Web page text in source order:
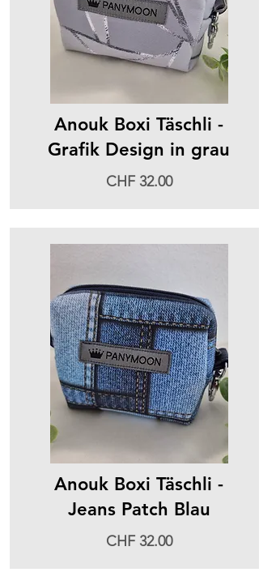
Anouk Boxi Täschli -
Grafik Design in grau
CHF 32.00
Anouk Boxi Täschli -
Jeans Patch Blau
CHF 32.00